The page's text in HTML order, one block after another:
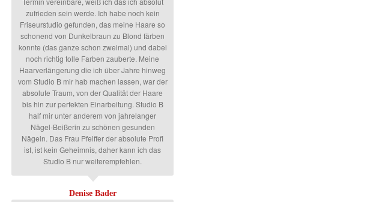
zufrieden sein werde. Ich habe noch kein
Friseurstudio gefunden, das meine Haare so
schonend von Dunkelbraun zu Blond färben
konnte (das ganze schon zweimal) und dabei
noch richtig tolle Farben zauberte. Meine
Haarverlängerung die ich über Jahre hinweg
vom Studio B mir hab machen lassen, war der
absolute Traum, von der Qualität der Haare
bis hin zur perfekten Einarbeitung. Studio B
half mir unter anderem von jahrelanger
Nägel-Beißerin zu schönen gesunden
Nägeln. Das Frau Pfeiffer der absolute Profi
ist, ist kein Geheimnis, daher kann ich das
Studio B nur weiterempfehlen.
Denise Bader